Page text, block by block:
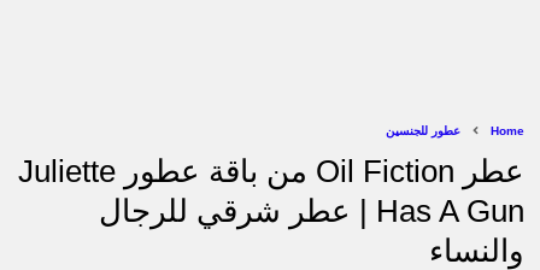
Home عطور للجنسين
عطر Oil Fiction من باقة عطور Juliette
Has A Gun | عطر شرقي للرجال
والنساء